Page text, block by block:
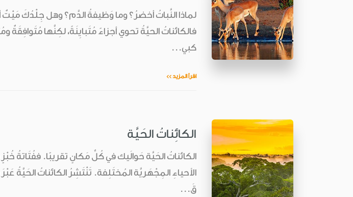
لماذا النَّباتُ أخضرُ؟ وما وَظيفةُ الدَّم؟ وهل جِلْدُكَ مَيْتٌ
فالكائناتُ الحيَّةُ تحوي أجزاءً مُتَبايِنَةً، لكِنَّها
كبي...
اقرأ المزيد >>
الكائِناتُ الحَيَّة
الكائناتُ الحَيَّة حَوالَيك في كُلِّ مَكانٍ تقريبًا. ففُتَاتةُ
الأحياءِ المِجْهَريَّة المُختَلِفة. تَنْتَشِرُ الكائناتُ
قَ...